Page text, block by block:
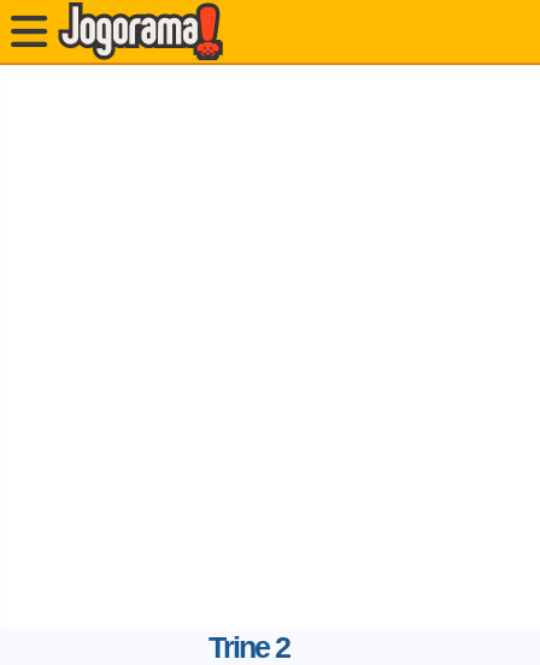
Trine 2